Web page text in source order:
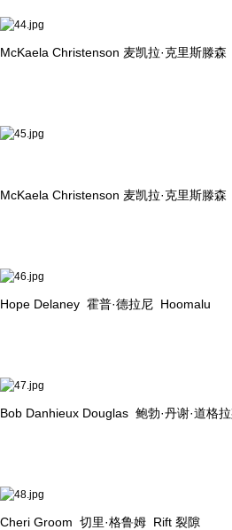
McKaela Christenson 麦凯拉·克里斯滕
McKaela Christenson 麦凯拉·克里斯滕
Hope Delaney 霍普·德拉尼 Hoomalu
Bob Danhieux Douglas 鲍勃·丹谢·道格
Cheri Groom 切里·格鲁姆 Rift 裂隙